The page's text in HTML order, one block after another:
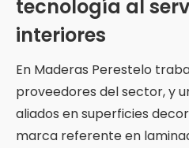
tecnología al
interiores
En Maderas Perestelo
proveedores del sector, y
aliados en superficies
marca referente en